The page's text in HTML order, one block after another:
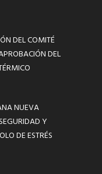
DEL COMITÉ
DEL
NUEVA
Y
DE ESTRÉS